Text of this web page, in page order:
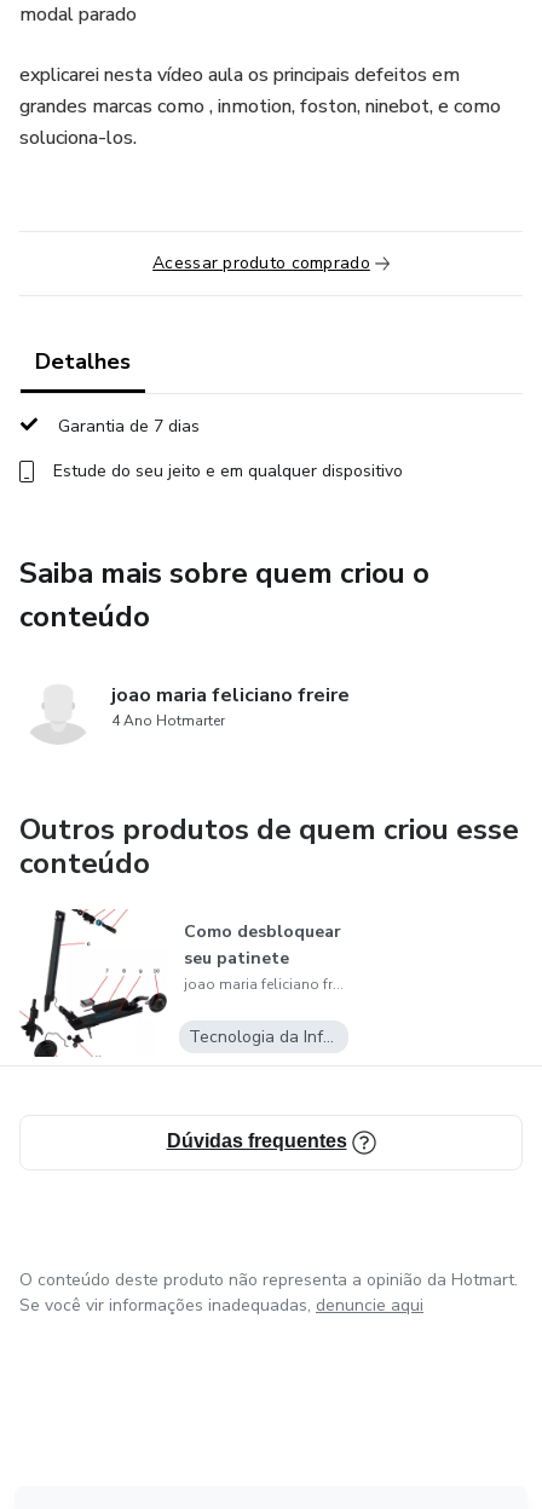
modal parado
explicarei nesta vídeo aula os principais defeitos em
grandes marcas como , inmotion, foston, ninebot, e como
soluciona-los.
Acessar produto comprado
Detalhes
Garantia de 7 dias
Estude do seu jeito e em qualquer dispositivo
Saiba mais sobre quem criou o
conteúdo
joao maria feliciano freire
4 Ano Hotmarter
Outros produtos de quem criou esse
conteúdo
Como desbloquear
seu patinete
joao maria feliciano freire
Tecnologia da Informação
Dúvidas frequentes
O conteúdo deste produto não representa a opinião da Hotmart.
Se você vir informações inadequadas, denuncie aqui